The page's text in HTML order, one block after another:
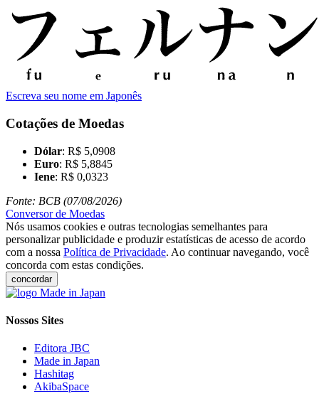
Escreva seu nome em Japonês
Cotações de Moedas
Dólar: R$ 5,0908
Euro: R$ 5,8845
Iene: R$ 0,0323
Fonte: BCB (07/08/2026)
Conversor de Moedas
Nós usamos cookies e outras tecnologias semelhantes para
personalizar publicidade e produzir estatísticas de acesso de acordo
com a nossa Política de Privacidade. Ao continuar navegando, você
concorda com estas condições.
concordar
Nossos Sites
Editora JBC
Made in Japan
Hashitag
AkibaSpace